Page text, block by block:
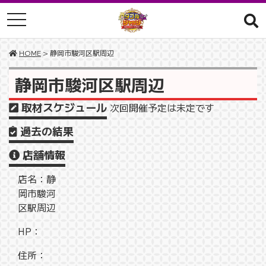
toggle navigation
HOME > 静岡市駿河区駅周辺
静岡市駿河区駅周辺
取材スケジュール 次回開催予定は未定です
過去の結果
店舗情報
店名：静
岡市駿河
区駅周辺
HP：
住所：